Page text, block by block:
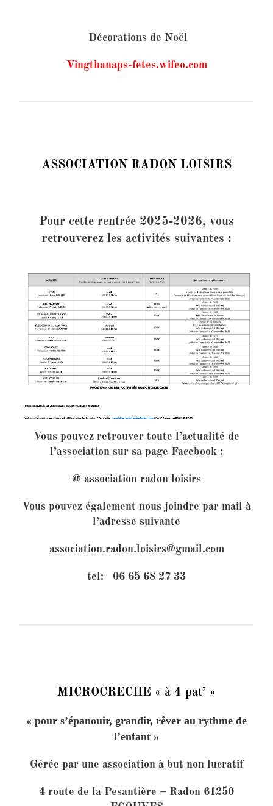
Décorations de Noël
Vingthanaps-fetes.wifeo.com
ASSOCIATION RADON LOISIRS
Pour cette rentrée 2025-2026, vous
retrouverez les activités suivantes :
Vous pouvez retrouver toute l’actualité de
l’association sur sa page Facebook :
@ association radon loisirs
Vous pouvez également nous joindre par mail à
l’adresse suivante
association.radon.loisirs@gmail.com
tel: 06 65 68 27 33
MICROCRECHE « à 4 pat’ »
« pour s’épanouir, grandir, rêver au rythme de
l’enfant »
Gérée par une association à but non lucratif
4 route de la Pesantière – Radon 61250